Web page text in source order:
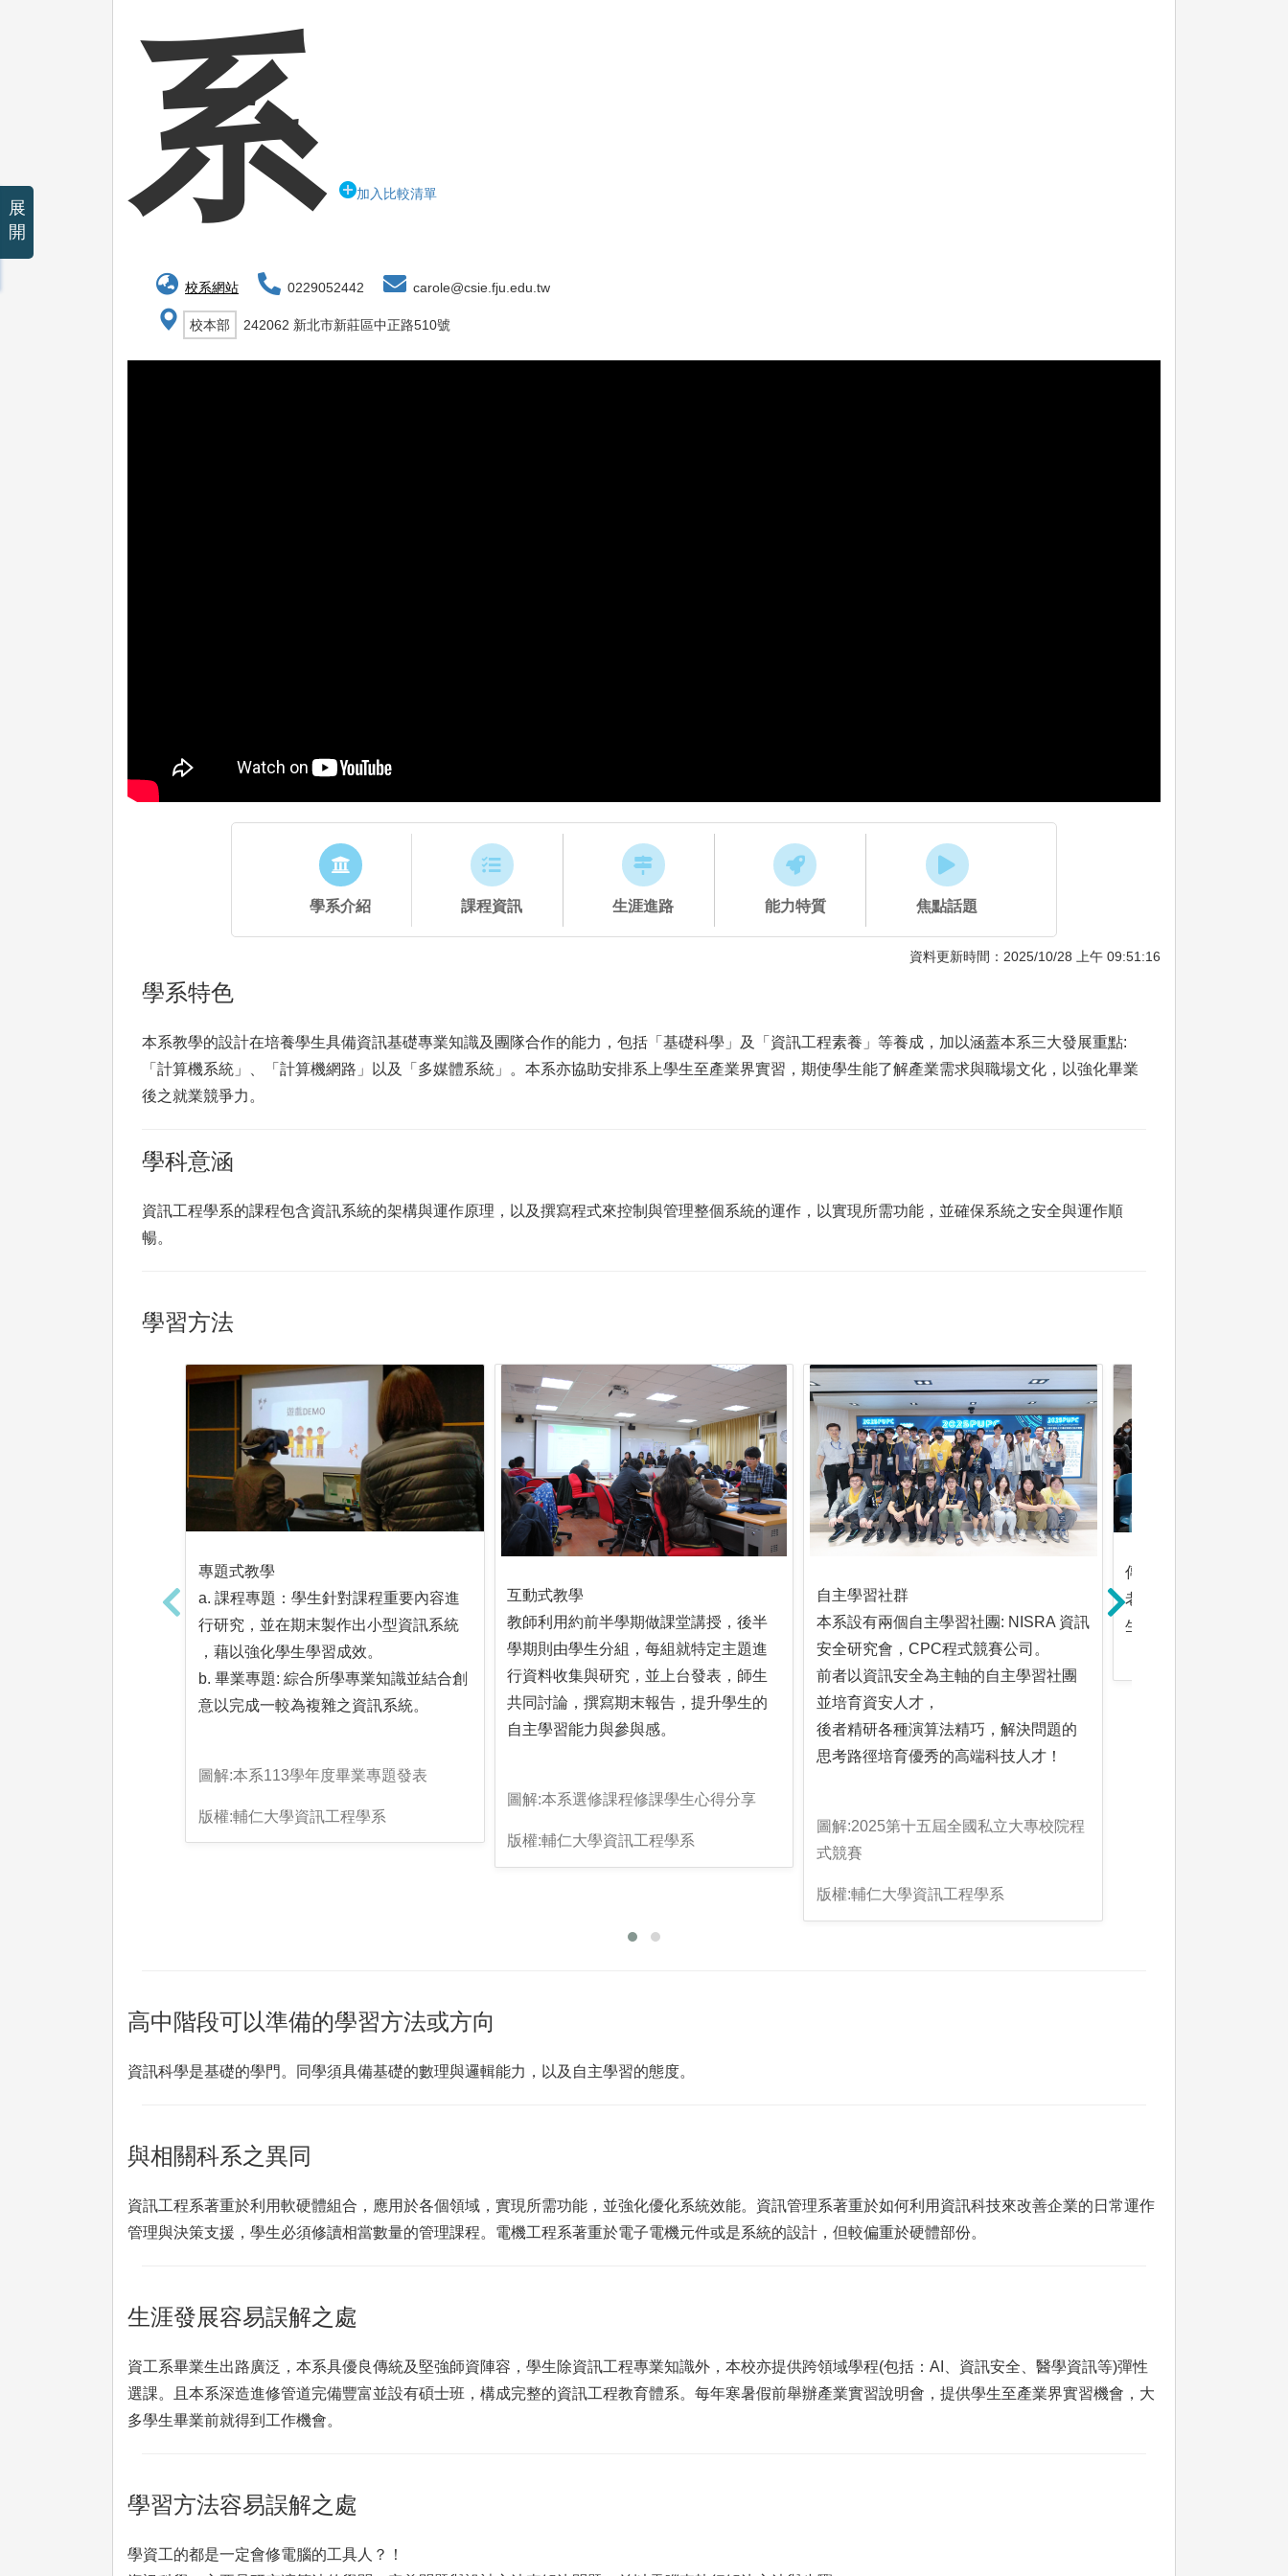
系 加入比較清單
校系網站 0229052442 carole@csie.fju.edu.tw
校本部 242062 新北市新莊區中正路510號
學系介紹 課程資訊 生涯進路 能力特質 焦點話題
資料更新時間：2025/10/28 上午 09:51:16
學系特色
本系教學的設計在培養學生具備資訊基礎專業知識及團隊合作的能力，包括「基礎科學」及「資訊工程素養」等養成，加以涵蓋本系三大發展重點:
「計算機系統」、「計算機網路」以及「多媒體系統」。本系亦協助安排系上學生至產業界實習，期使學生能了解產業需求與職場文化，以強化畢業
後之就業競爭力。
學科意涵
資訊工程學系的課程包含資訊系統的架構與運作原理，以及撰寫程式來控制與管理整個系統的運作，以實現所需功能，並確保系統之安全與運作順
暢。
學習方法
專題式教學
a. 課程專題：學生針對課程重要內容進
行研究，並在期末製作出小型資訊系統
，藉以強化學生學習成效。
b. 畢業專題: 綜合所學專業知識並結合創
意以完成一較為複雜之資訊系統。
圖解:本系113學年度畢業專題發表
版權:輔仁大學資訊工程學系
互動式教學
教師利用約前半學期做課堂講授，後半
學期則由學生分組，每組就特定主題進
行資料收集與研究，並上台發表，師生
共同討論，撰寫期末報告，提升學生的
自主學習能力與參與感。
圖解:本系選修課程修課學生心得分享
版權:輔仁大學資訊工程學系
自主學習社群
本系設有兩個自主學習社團: NISRA 資訊
安全研究會，CPC程式競賽公司。
前者以資訊安全為主軸的自主學習社團
並培育資安人才，
後者精研各種演算法精巧，解決問題的
思考路徑培育優秀的高端科技人才！
圖解:2025第十五屆全國私立大專校院程
式競賽
版權:輔仁大學資訊工程學系
傳統式教學
老師並於課堂上透過板
生講課
高中階段可以準備的學習方法或方向
資訊科學是基礎的學門。同學須具備基礎的數理與邏輯能力，以及自主學習的態度。
與相關科系之異同
資訊工程系著重於利用軟硬體組合，應用於各個領域，實現所需功能，並強化優化系統效能。資訊管理系著重於如何利用資訊科技來改善企業的日常運作
管理與決策支援，學生必須修讀相當數量的管理課程。電機工程系著重於電子電機元件或是系統的設計，但較偏重於硬體部份。
生涯發展容易誤解之處
資工系畢業生出路廣泛，本系具優良傳統及堅強師資陣容，學生除資訊工程專業知識外，本校亦提供跨領域學程(包括：AI、資訊安全、醫學資訊等)彈性
選課。且本系深造進修管道完備豐富並設有碩士班，構成完整的資訊工程教育體系。每年寒暑假前舉辦產業實習說明會，提供學生至產業界實習機會，大
多學生畢業前就得到工作機會。
學習方法容易誤解之處
學資工的都是一定會修電腦的工具人？！
展
開